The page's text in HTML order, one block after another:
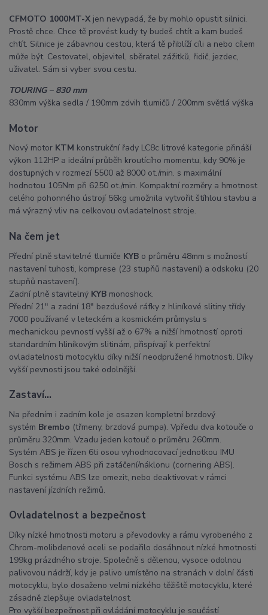
CFMOTO 1000MT-X jen nevypadá, že by mohlo opustit silnici.
Prostě chce. Chce tě provést kudy ty budeš chtít a kam budeš
chtít. Silnice je zábavnou cestou, která tě přiblíží cíli a nebo cílem
může být. Cestovatel, objevitel, sběratel zážitků, řidič, jezdec,
uživatel. Sám si vyber svou cestu.
TOURING – 830 mm
830mm výška sedla / 190mm zdvih tlumičů / 200mm světlá výška
Motor
Nový motor KTM konstrukční řady LC8c litrové kategorie přináší
výkon 112HP a ideální průběh kroutícího momentu, kdy 90% je
dostupných v rozmezí 5500 až 8000 ot./min. s maximální
hodnotou 105Nm při 6250 ot./min. Kompaktní rozměry a hmotnost
celého pohonného ústrojí 56kg umožnila vytvořit štíhlou stavbu a
má výrazný vliv na celkovou ovladatelnost stroje.
Na čem jet
Přední plně stavitelné tlumiče KYB o průměru 48mm s možností
nastavení tuhosti, komprese (23 stupňů nastavení) a odskoku (20
stupňů nastavení).
Zadní plně stavitelný KYB monoshock.
Přední 21″ a zadní 18″ bezdušové ráfky z hliníkové slitiny třídy
7000 používané v leteckém a kosmickém průmyslu s
mechanickou pevností vyšší až o 67% a nižší hmotností oproti
standardním hliníkovým slitinám, přispívají k perfektní
ovladatelnosti motocyklu díky nižší neodpružené hmotnosti. Díky
vyšší pevnosti jsou také odolnější.
Zastaví…
Na předním i zadním kole je osazen kompletní brzdový
systém Brembo (třmeny, brzdová pumpa). Vpředu dva kotouče o
průměru 320mm. Vzadu jeden kotouč o průměru 260mm.
Systém ABS je řízen 6ti osou vyhodnocovací jednotkou IMU
Bosch s režimem ABS při zatáčení/náklonu (cornering ABS).
Funkci systému ABS lze omezit, nebo deaktivovat v rámci
nastavení jízdních režimů.
Ovladatelnost a bezpečnost
Díky nízké hmotnosti motoru a převodovky a rámu vyrobeného z
Chrom-molibdenové oceli se podařilo dosáhnout nízké hmotnosti
199kg prázdného stroje. Společně s dělenou, vysoce odolnou
palivovou nádrží, kdy je palivo umístěno na stranách v dolní části
motocyklu, bylo dosaženo velmi nízkého těžiště motocyklu, které
zásadně zlepšuje ovladatelnost.
Pro vyšší bezpečnost při ovládání motocyklu je součástí